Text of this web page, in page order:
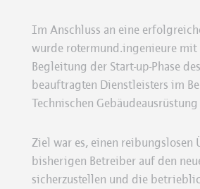
Im Anschluss an eine
wurde rotermund.ingenieure
Begleitung der Start-up-Phase
beauftragten Dienstleisters im
Technischen
Ziel war es, einen reibungslosen
bisherigen Betreiber auf den
sicherzustellen und die